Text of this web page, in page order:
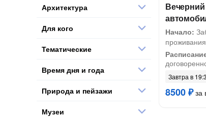
Начало:
проживания
Завтра в
8500 ₽за
Архитектура
Для кого
Тематические
Время дня и года
Природа и пейзажи
Музеи